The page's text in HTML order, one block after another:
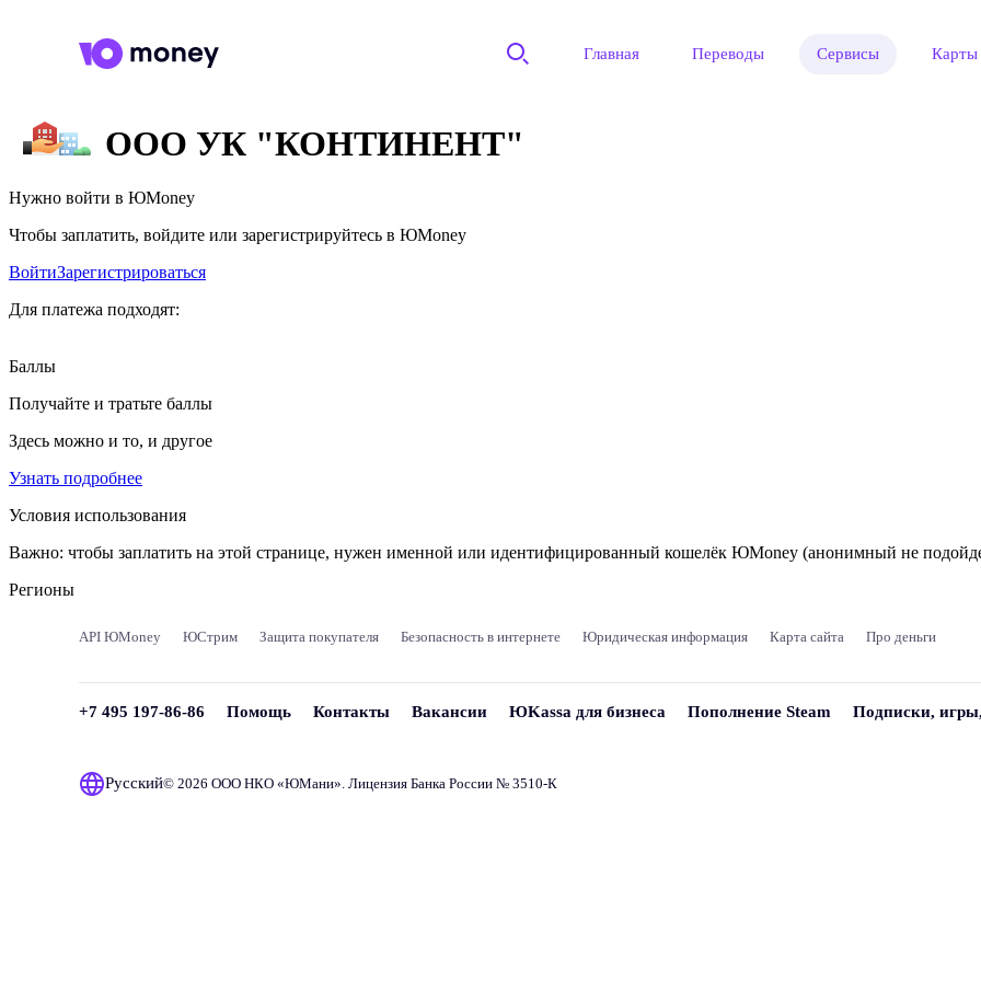
Главная Переводы Сервисы Карты
ООО УК "КОНТИНЕНТ"
Нужно войти в ЮMoney
Чтобы заплатить, войдите или зарегистрируйтесь в ЮMoney
ВойтиЗарегистрироваться
Для платежа подходят:
Баллы
Получайте и тратьте баллы
Здесь можно и то, и другое
Узнать подробнее
Условия использования
Важно: чтобы заплатить на этой странице, нужен именной или идентифицированный кошелёк ЮMoney (анонимный не
Регионы
API ЮMoney ЮСтрим Защита покупателя Безопасность в интернете Юридическая информация Карта сайта Про деньги
+7 495 197-86-86 Помощь Контакты Вакансии ЮKassa для бизнеса Пополнение Steam Подписки,
Русский© 2026 ООО НКО «ЮМани». Лицензия Банка России № 3510‑К